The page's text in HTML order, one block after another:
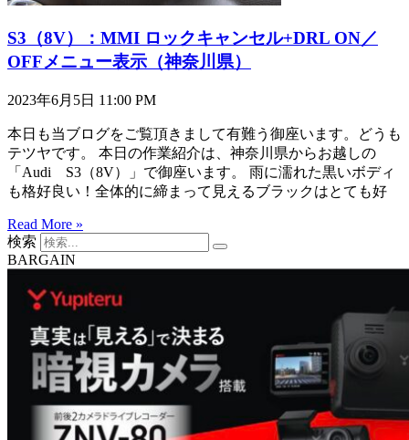
S3（8V）：MMI ロックキャンセル+DRL ON／
OFFメニュー表示（神奈川県）
2023年6月5日 11:00 PM
本日も当ブログをご覧頂きまして有難う御座います。どうも
テツヤです。 本日の作業紹介は、神奈川県からお越しの
「Audi S3（8V）」で御座います。 雨に濡れた黒いボディ
も格好良い！全体的に締まって見えるブラックはとても好
Read More »
検索
BARGAIN